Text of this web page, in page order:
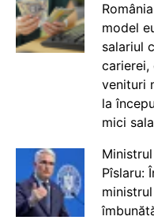
model
salariul
carierei,
venituri
la
mici
Pîslaru: